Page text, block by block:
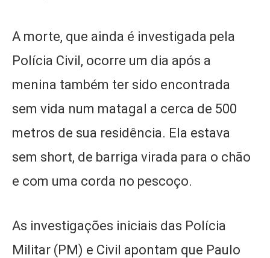
A morte, que ainda é investigada pela
Polícia Civil, ocorre um dia após a
menina também ter sido encontrada
sem vida num matagal a cerca de 500
metros de sua residência. Ela estava
sem short, de barriga virada para o chão
e com uma corda no pescoço.
As investigações iniciais das Polícia
Militar (PM) e Civil apontam que Paulo